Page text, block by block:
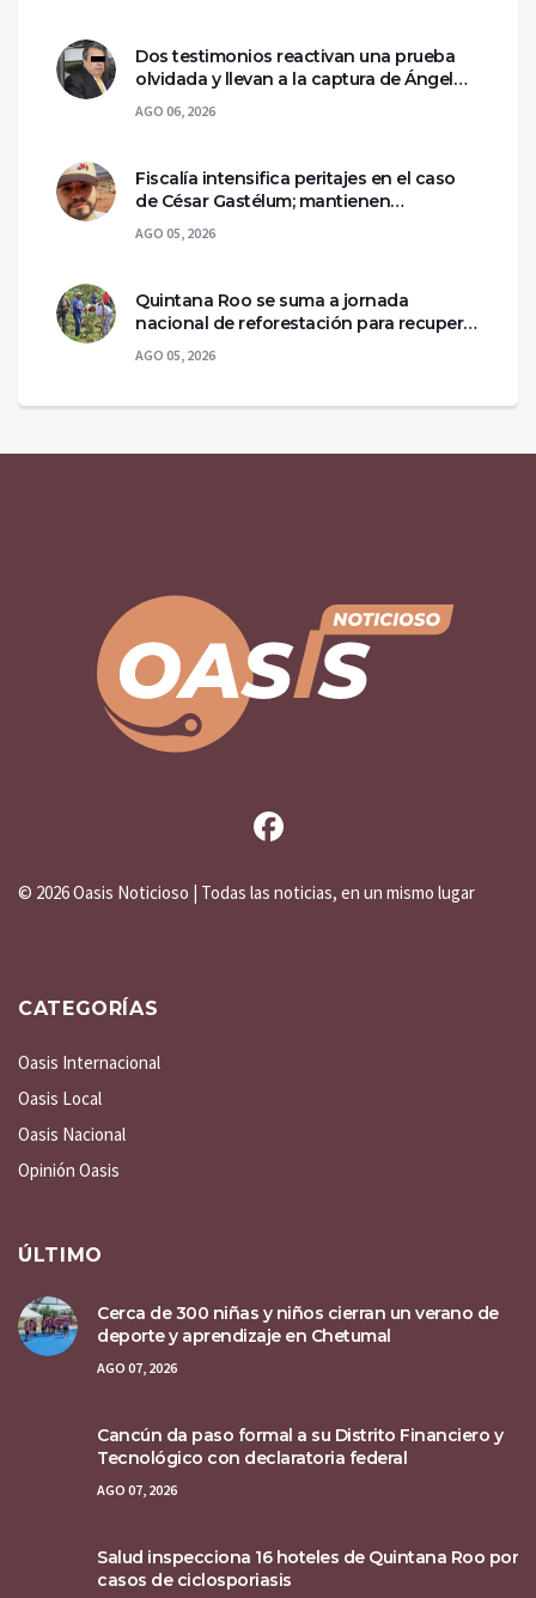
Dos testimonios reactivan una prueba
olvidada y llevan a la captura de Ángel
Aguirre
AGO 06, 2026
Fiscalía intensifica peritajes en el caso
de César Gastélum; mantienen
asegurada la escena del crimen
AGO 05, 2026
Quintana Roo se suma a jornada
nacional de reforestación para recuperar
ecosistemas del sur
AGO 05, 2026
© 2026 Oasis Noticioso | Todas las noticias, en un mismo lugar
CATEGORÍAS
Oasis Internacional
Oasis Local
Oasis Nacional
Opinión Oasis
ÚLTIMO
Cerca de 300 niñas y niños cierran un verano de
deporte y aprendizaje en Chetumal
AGO 07, 2026
Cancún da paso formal a su Distrito Financiero y
Tecnológico con declaratoria federal
AGO 07, 2026
Salud inspecciona 16 hoteles de Quintana Roo por
casos de ciclosporiasis